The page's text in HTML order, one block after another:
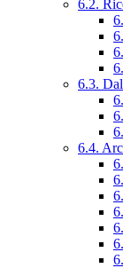
6.2.
6.3.
6.4.